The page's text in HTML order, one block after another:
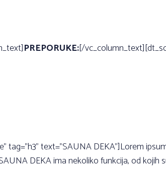
PREPORUKE:[/
text=”SAUNA DEKA”]Lorem
DEKA ima nekoliko funkcija, od kojih